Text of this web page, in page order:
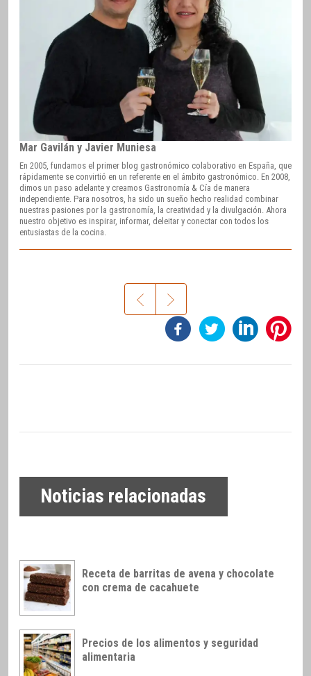
Mar Gavilán y Javier Muniesa
En 2005, fundamos el primer blog gastronómico colaborativo en España, que
rápidamente se convirtió en un referente en el ámbito gastronómico. En 2008,
dimos un paso adelante y creamos Gastronomía & Cía de manera
independiente. Para nosotros, ha sido un sueño hecho realidad combinar
nuestras pasiones por la gastronomía, la creatividad y la divulgación. Ahora
nuestro objetivo es inspirar, informar, deleitar y conectar con todos los
entusiastas de la cocina.
Noticias relacionadas
Receta de barritas de avena y chocolate
con crema de cacahuete
Precios de los alimentos y seguridad
alimentaria